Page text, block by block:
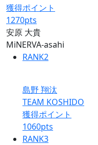
獲得ポイント
1270pts
安原 大貴
MiNERVA-asahi
RANK2
島野 翔汰
TEAM KOSHIDO
獲得ポイント
1060pts
RANK3